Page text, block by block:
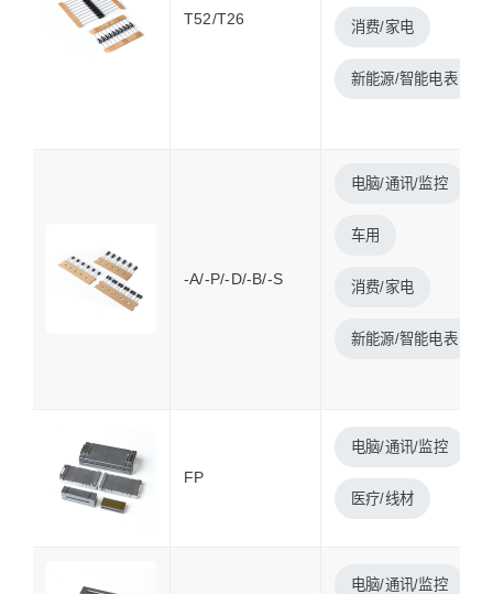
T52/T26 消费/家电
新能源/智能电表
-A/-P/-D/-B/-S
电脑/通讯/监控
车用
消费/家电
新能源/智能电表
FP
电脑/通讯/监控
医疗/线材
电脑/通讯/监控